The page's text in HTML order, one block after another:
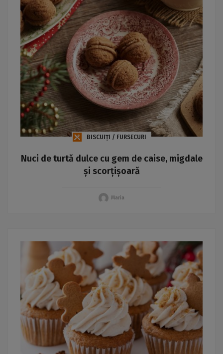
BISCUIȚI / FURSECURI
Nuci de turtă dulce cu gem de caise, migdale
și scorțișoară
Maria